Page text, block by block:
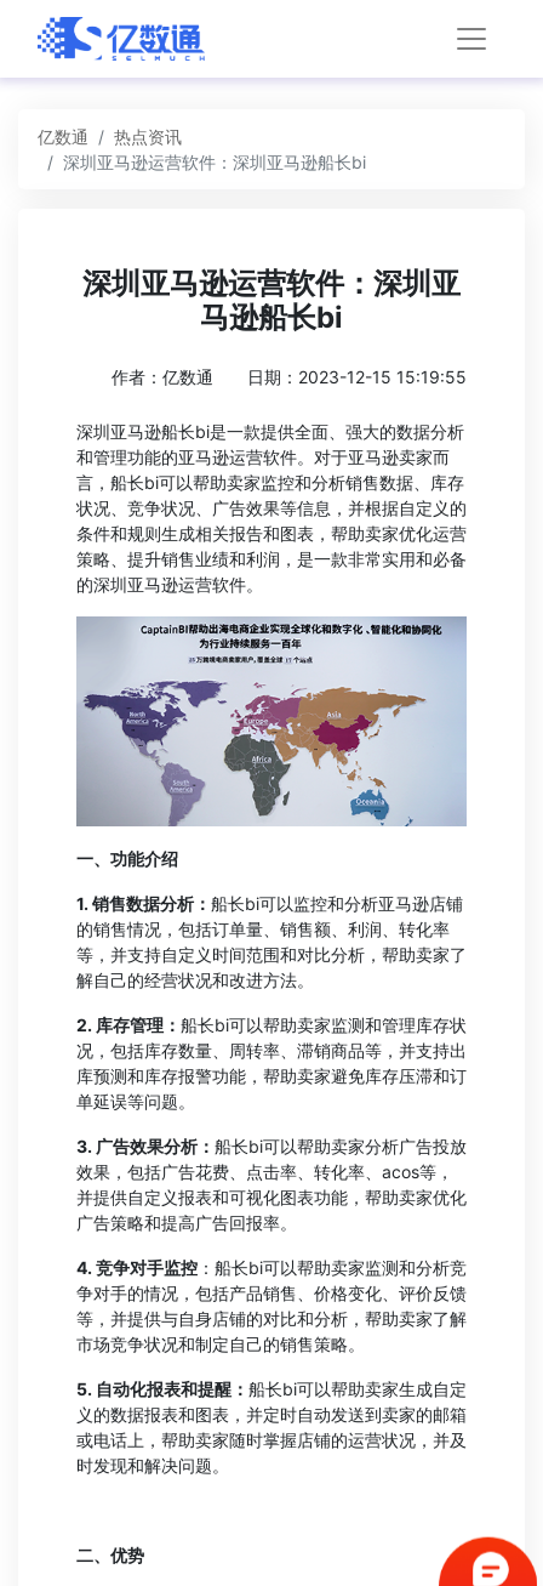
亿数通
热点资讯
深圳亚马逊运营软件：深圳亚马逊船长bi
深圳亚马逊运营软件：深圳亚
马逊船长bi
作者：亿数通 日期：2023-12-15 15:19:55
深圳亚马逊船长bi是一款提供全面、强大的数据分析
和管理功能的亚马逊运营软件。对于亚马逊卖家而
言，船长bi可以帮助卖家监控和分析销售数据、库存
状况、竞争状况、广告效果等信息，并根据自定义的
条件和规则生成相关报告和图表，帮助卖家优化运营
策略、提升销售业绩和利润，是一款非常实用和必备
的深圳亚马逊运营软件。
一、功能介绍
1. 销售数据分析： 船长bi可以监控和分析亚马逊店铺
的销售情况，包括订单量、销售额、利润、转化率
等，并支持自定义时间范围和对比分析，帮助卖家了
解自己的经营状况和改进方法。
2. 库存管理： 船长bi可以帮助卖家监测和管理库存状
况，包括库存数量、周转率、滞销商品等，并支持出
库预测和库存报警功能，帮助卖家避免库存压滞和订
单延误等问题。
3. 广告效果分析： 船长bi可以帮助卖家分析广告投放
效果，包括广告花费、点击率、转化率、acos等，
并提供自定义报表和可视化图表功能，帮助卖家优化
广告策略和提高广告回报率。
4. 竞争对手监控 ：船长bi可以帮助卖家监测和分析竞
争对手的情况，包括产品销售、价格变化、评价反馈
等，并提供与自身店铺的对比和分析，帮助卖家了解
市场竞争状况和制定自己的销售策略。
5. 自动化报表和提醒： 船长bi可以帮助卖家生成自定
义的数据报表和图表，并定时自动发送到卖家的邮箱
或电话上，帮助卖家随时掌握店铺的运营状况，并及
时发现和解决问题。
二、优势